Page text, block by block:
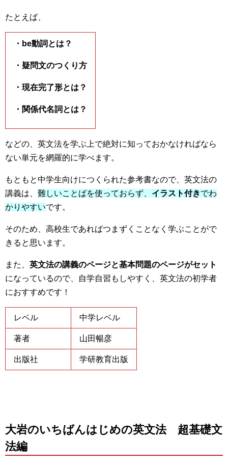
たとえば、
・be動詞とは？
・疑問文のつくり方
・現在完了形とは？
・関係代名詞とは？
などの、英文法を学ぶ上で絶対に知っておかなければなら
ない単元を網羅的に学べます。
もともと中学生向けにつくられた参考書なので、英文法の
講義は、 難しいことばを使っておらず、 イラスト付きでわ
かりやすいです。
そのため、高校生であればつまずくことなく学ぶことがで
きると思います。
また、 英文法の講義のページと基本問題のページがセット
になっているので、自学自習もしやすく、英文法の初学者
におすすめです！
レベル 中学レベル
著者 山田暢彦
出版社 学研教育出版
大岩のいちばんはじめの英文法 超基礎文
法編